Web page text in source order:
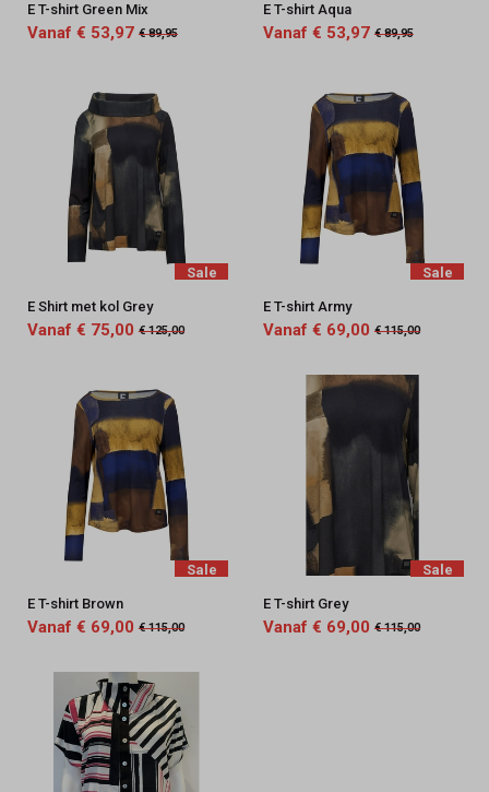
E T-shirt Green Mix
Vanaf € 53,97 € 89,95
E T-shirt Aqua
Vanaf € 53,97 € 89,95
Sale
E Shirt met kol Grey
Vanaf € 75,00 € 125,00
Sale
E T-shirt Army
Vanaf € 69,00 € 115,00
Sale
E T-shirt Brown
Vanaf € 69,00 € 115,00
Sale
E T-shirt Grey
Vanaf € 69,00 € 115,00